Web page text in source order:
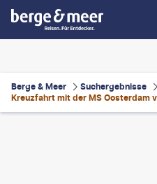
Berge & Meer
Suchergebnisse
Kreuzfahrt mit der MS Oosterdam